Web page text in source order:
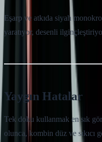
Eşarp ve atkıda siyah
yaratıyor, desenli
Yaygın Hatalar
Tek doku kullanmak en sık
olunca, kombin düz ve sıkıcı